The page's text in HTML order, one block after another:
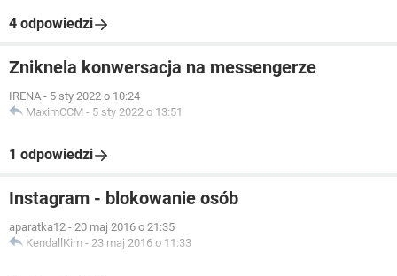
4 odpowiedzi
Zniknela konwersacja na messengerze
IRENA - 5 sty 2022 o 10:24
MaximCCM - 5 sty 2022 o 13:51
1 odpowiedzi
Instagram - blokowanie osób
aparatka12 - 20 maj 2016 o 21:35
KendallKim - 23 maj 2016 o 11:33